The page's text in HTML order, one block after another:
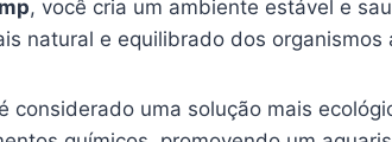
, você cria um ambiente estável e
natural e equilibrado dos organismos
considerado uma solução mais